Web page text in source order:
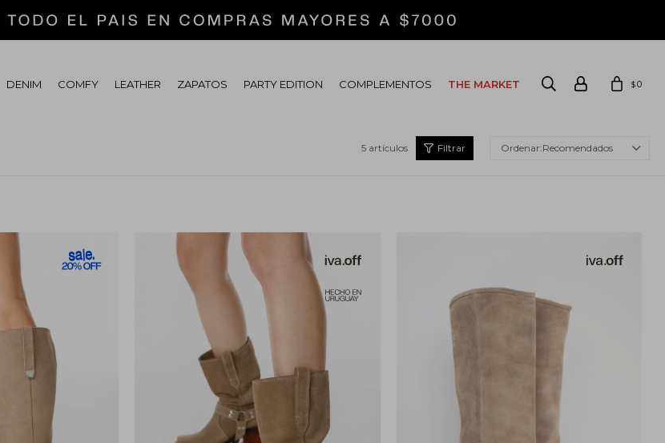
DENIM COMFY LEATHER ZAPATOS PARTY EDITION COMPLEMENTOS THE MARKET $0
5 artículos Recomendados